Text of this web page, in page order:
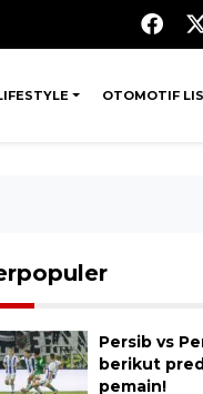
OTOMOTIF
Persib vs
berikut
pemain!